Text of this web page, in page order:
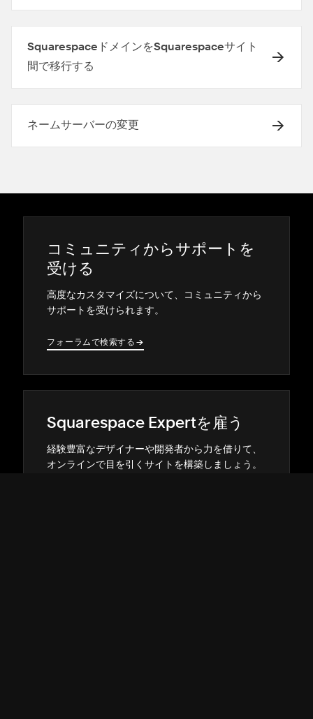
SquarespaceドメインをSquarespaceサイト
間で移行する
ネームサーバーの変更
コミ⁠ュニテ⁠ィからサポ⁠ートを
受ける
高度なカスタマイズについて⁠、コミ⁠ュニテ⁠ィから
サポ⁠ートを受けられます⁠。
フ⁠ォ⁠ーラムで検索する →
→
Squarespace Expertを雇う
経験豊富なデザイナ⁠ーや開発者から力を借りて⁠、
オンラインで目を引くサイトを構築しまし⁠ょう⁠。